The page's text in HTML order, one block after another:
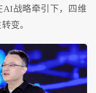
AI战略牵引下，四维
变。